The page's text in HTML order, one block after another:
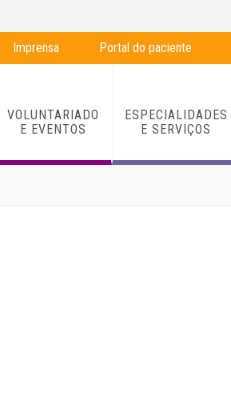
Imprensa Portal do paciente
VOLUNTARIADO
E EVENTOS
ESPECIALIDADES
E SERVIÇOS